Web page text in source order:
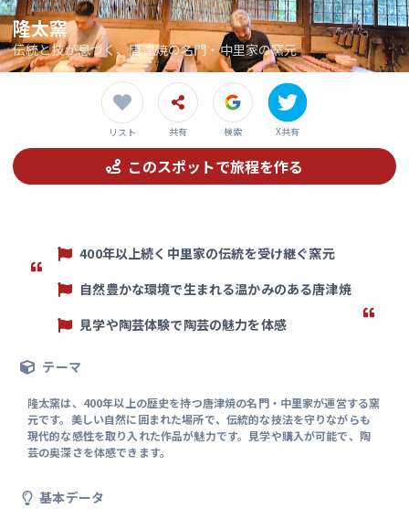
隆太窯
伝統と技が息づく、唐津焼の名門・中里家の窯元
リスト 共有 検索 X共有
このスポットで旅程を作る
400年以上続く中里家の伝統を受け継ぐ窯元
自然豊かな環境で生まれる温かみのある唐津焼
見学や陶芸体験で陶芸の魅力を体感
テーマ
隆太窯は、400年以上の歴史を持つ唐津焼の名門・中里家が運営する窯
元です。美しい自然に囲まれた場所で、伝統的な技法を守りながらも
現代的な感性を取り入れた作品が魅力です。見学や購入が可能で、陶
芸の奥深さを体感できます。
基本データ